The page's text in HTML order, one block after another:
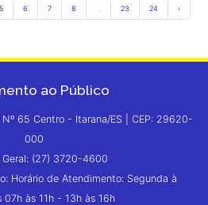
5 6 7 8 23 24 ›
ao Público
Nº 65 Centro - Itarana/ES | CEP: 29620-
000
Geral: (27) 3720-4600
Horário de Atendimento: Segunda à
07h às 11h - 13h às 16h